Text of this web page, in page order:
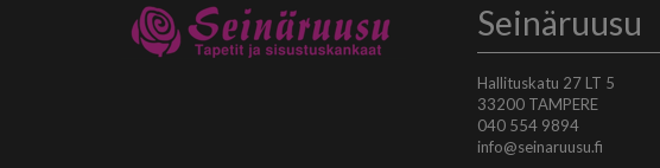
Seinäruusu
Hallituskatu 27 LT 5
33200 TAMPERE
040 554 9894
info@seinaruusu.fi